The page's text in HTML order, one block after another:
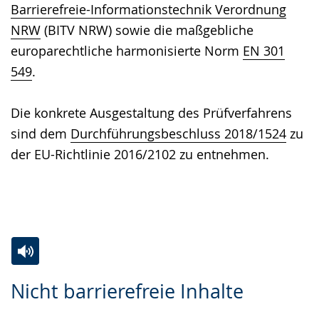
Barrierefreie-Informationstechnik Verordnung
NRW (BITV NRW) sowie die maßgebliche
europarechtliche harmonisierte Norm EN 301
549.
Die konkrete Ausgestaltung des Prüfverfahrens
sind dem Durchführungsbeschluss 2018/1524 zu
der EU-Richtlinie 2016/2102 zu entnehmen.
Nicht barrierefreie Inhalte
Leichten
Audio-
Video